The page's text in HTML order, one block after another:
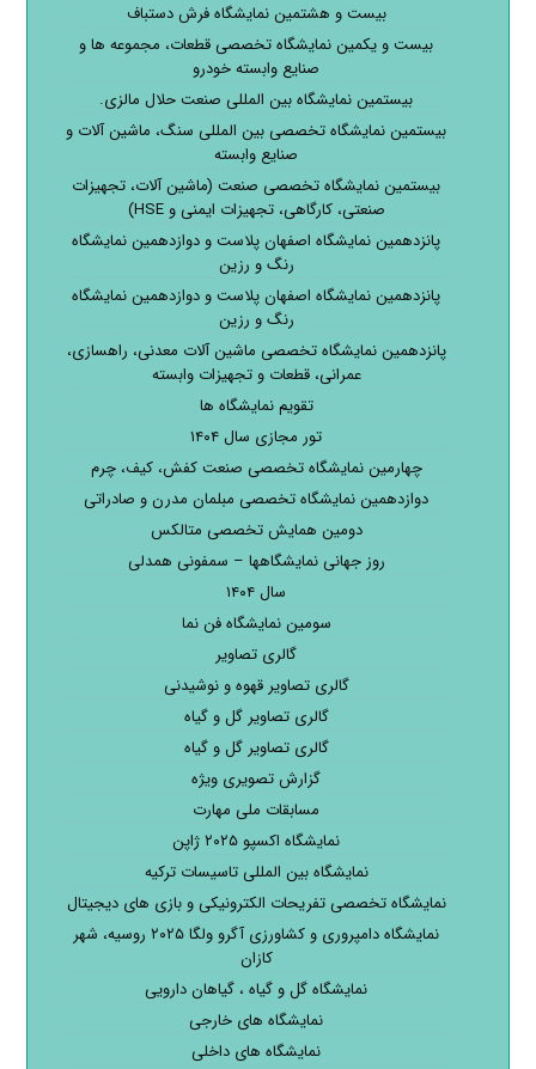
بیست و هشتمین نمایشگاه فرش دستباف
بیست و یکمین نمایشگاه تخصصی قطعات، مجموعه ها و
صنایع وابسته خودرو
بیستمین نمایشگاه بین المللی صنعت حلال مالزی.
بیستمین نمایشگاه تخصصی بین المللی سنگ، ماشین آلات و
صنایع وابسته
بیستمین نمایشگاه تخصصی صنعت (ماشین آلات، تجهیزات
صنعتی، کارگاهی، تجهیزات ایمنی و HSE)
پانزدهمین نمایشگاه اصفهان پلاست و دوازدهمین نمایشگاه
رنگ و رزین
پانزدهمین نمایشگاه اصفهان پلاست و دوازدهمین نمایشگاه
رنگ و رزین
پانزدهمین نمایشگاه تخصصی ماشین آلات معدنی، راهسازی،
عمرانی، قطعات و تجهیزات وابسته
تقویم نمایشگاه ها
تور مجازی سال ۱۴۰۴
چهارمین نمایشگاه تخصصی صنعت کفش، کیف، چرم
دوازدهمین نمایشگاه تخصصی مبلمان مدرن و صادراتی
دومین همایش تخصصی متالکس
روز جهانی نمایشگاهها – سمفونی همدلی
سال ۱۴۰۴
سومین نمایشگاه فن نما
گالری تصاویر
گالری تصاویر قهوه و نوشیدنی
گالری تصاویر گل و گیاه
گالری تصاویر گل و گیاه
گزارش تصویری ویژه
مسابقات ملی مهارت
نمایشگاه اکسپو ۲۰۲۵ ژاپن
نمایشگاه بین المللی تاسیسات ترکیه
نمایشگاه تخصصی تفریحات الکترونیکی و بازی های دیجیتال
نمایشگاه دامپروری و کشاورزی آگرو ولگا ۲۰۲۵ روسیه، شهر
کازان
نمایشگاه گل و گیاه ، گیاهان دارویی
نمایشگاه های خارجی
نمایشگاه های داخلی